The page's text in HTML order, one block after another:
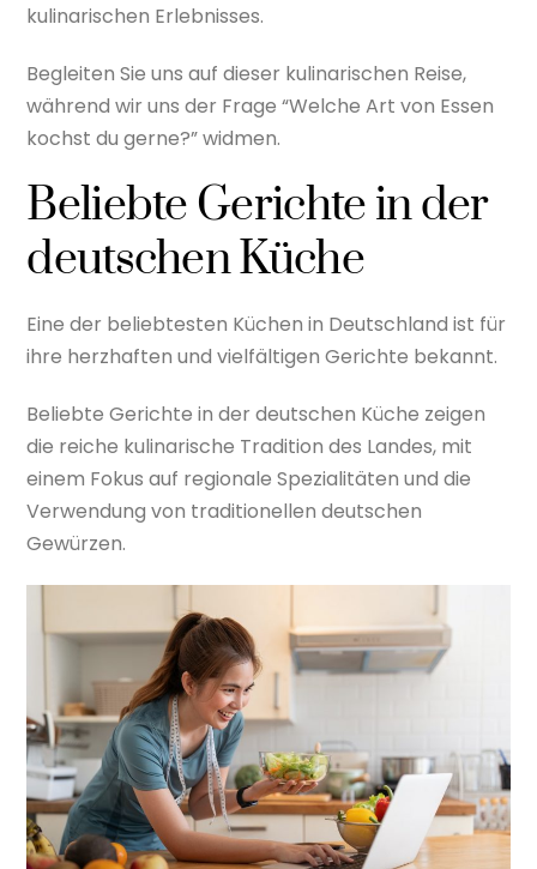
kulinarischen Erlebnisses.
Begleiten Sie uns auf dieser kulinarischen Reise,
während wir uns der Frage “Welche Art von Essen
kochst du gerne?” widmen.
Beliebte Gerichte in der
deutschen Küche
Eine der beliebtesten Küchen in Deutschland ist für
ihre herzhaften und vielfältigen Gerichte bekannt.
Beliebte Gerichte in der deutschen Küche zeigen
die reiche kulinarische Tradition des Landes, mit
einem Fokus auf regionale Spezialitäten und die
Verwendung von traditionellen deutschen
Gewürzen.